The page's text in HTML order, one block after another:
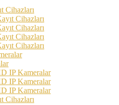
Cihazları
Cihazları
Cihazları
Cihazları
Cihazları
IP Kameralar
IP Kameralar
IP Kameralar
Cihazları